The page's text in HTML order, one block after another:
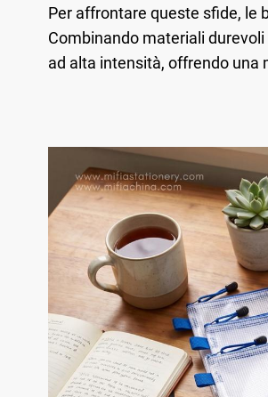
Per affrontare queste sfide, le
Combinando materiali
ad alta intensità, offrendo una